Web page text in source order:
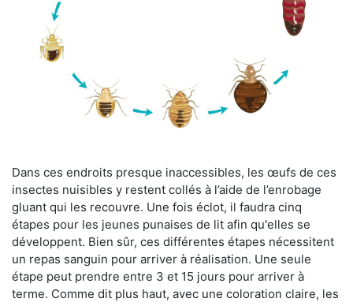
Dans ces endroits presque inaccessibles, les œufs de ces
insectes nuisibles y restent collés à l’aide de l’enrobage
gluant qui les recouvre. Une fois éclot, il faudra cinq
étapes pour les jeunes punaises de lit afin qu'elles se
développent. Bien sûr, ces différentes étapes nécessitent
un repas sanguin pour arriver à réalisation. Une seule
étape peut prendre entre 3 et 15 jours pour arriver à
terme. Comme dit plus haut, avec une coloration claire, les